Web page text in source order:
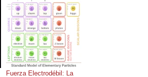
Fuerza Electrodébil: La